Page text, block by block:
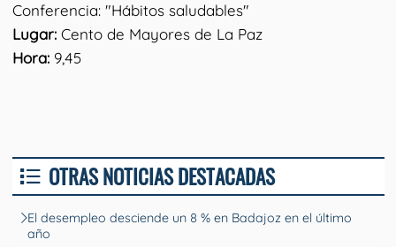
Conferencia: "Hábitos saludables"
Lugar:Cento de Mayores de La Paz
Hora:9,45
OTRAS NOTICIAS DESTACADAS
El desempleo desciende un 8 % en Badajoz en el último
año